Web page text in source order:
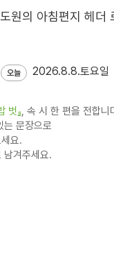
오늘 2026.8.8.토요일
벗』, 속 시 한 편을 전합니
는 문장으로
요.
남겨주세요.